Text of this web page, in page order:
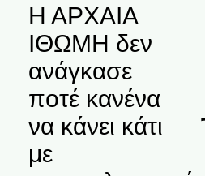
Η ΑΡΧΑΙΑ
ΙΘΩΜΗ δεν
ανάγκασε
ποτέ κανένα
να κάνει κάτι
με